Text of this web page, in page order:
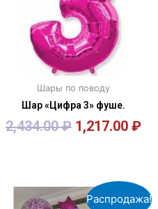
Шары по поводу
Шар «Цифра 3» фуше.
2,434.00₽ 1,217.00 ₽
Распродажа!